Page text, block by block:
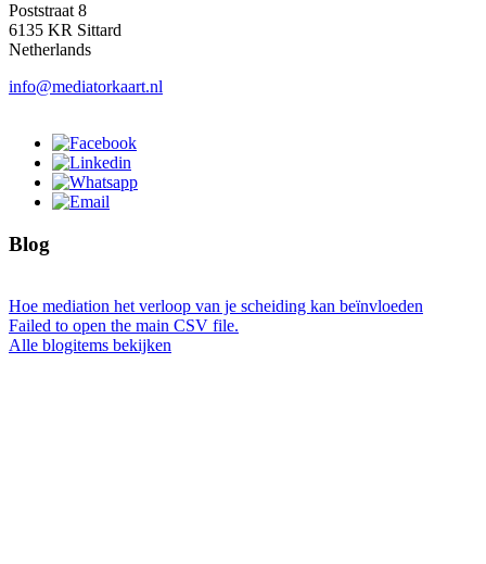
Poststraat 8
6135 KR Sittard
Netherlands
info@mediatorkaart.nl
Blog
Hoe mediation het verloop van je scheiding kan beïnvloeden
Failed to open the main CSV file.
Alle blogitems bekijken